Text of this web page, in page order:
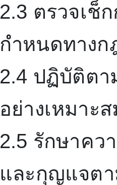
2.3 ตรวจเช็
กำหนดทางก
2.4 ปฏิบัติตา
อย่างเหมาะ
2.5 รักษาคว
และกุญแจต